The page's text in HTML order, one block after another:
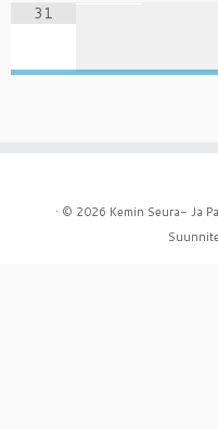
31
· © 2026 Kemin Seura- Ja